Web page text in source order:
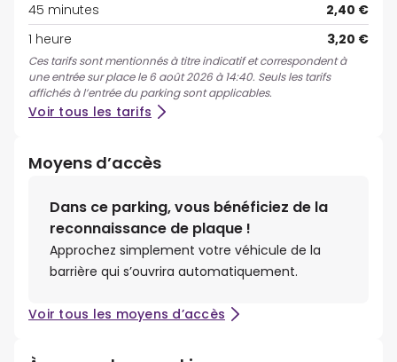
45 minutes
2,40 €
1 heure
3,20 €
Ces tarifs sont mentionnés à titre indicatif et correspondent à
une entrée sur place le 6 août 2026 à 14:40. Seuls les tarifs
affichés à l’entrée du parking sont applicables.
Voir tous les tarifs
Moyens d’accès
Dans ce parking, vous bénéficiez de la
reconnaissance de plaque !
Approchez simplement votre véhicule de la
barrière qui s’ouvrira automatiquement.
Voir tous les moyens d’accès